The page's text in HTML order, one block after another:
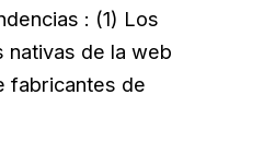
: (1) Los
nativas de la web
fabricantes de